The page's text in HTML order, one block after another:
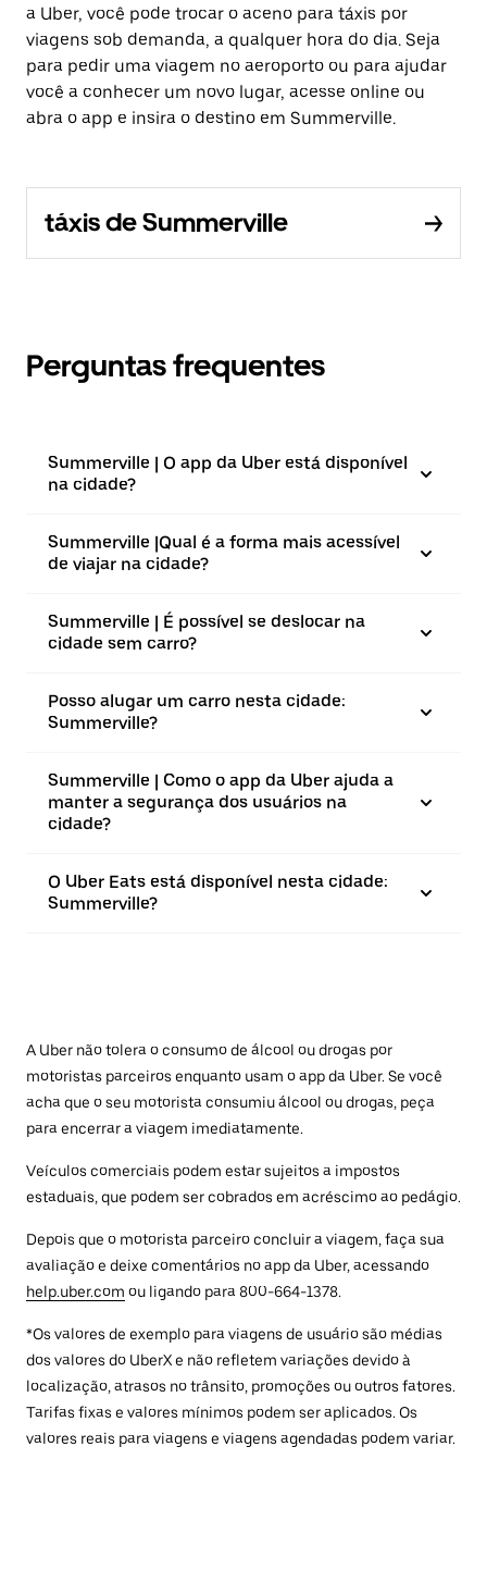
a Uber, você pode trocar o aceno para táxis por
viagens sob demanda, a qualquer hora do dia. Seja
para pedir uma viagem no aeroporto ou para ajudar
você a conhecer um novo lugar, acesse online ou
abra o app e insira o destino em Summerville.
táxis de Summerville
Perguntas frequentes
Summerville | O app da Uber está disponível
na cidade?
Summerville |⁠Qual é a forma mais acessível
de viajar na cidade?
Summerville | É possível se deslocar na
cidade sem carro?
Posso alugar um carro nesta cidade:
Summerville?
Summerville | Como o app da Uber ajuda a
manter a segurança dos usuários na
cidade?
O Uber Eats está disponível nesta cidade:
Summerville?
A Uber não tolera o consumo de álcool ou drogas por
motoristas parceiros enquanto usam o app da Uber. Se você
acha que o seu motorista consumiu álcool ou drogas, peça
para encerrar a viagem imediatamente.
Veículos comerciais podem estar sujeitos a impostos
estaduais, que podem ser cobrados em acréscimo ao pedágio.
Depois que o motorista parceiro concluir a viagem, faça sua
avaliação e deixe comentários no app da Uber, acessando
help.uber.com ou ligando para 800-664-1378.
*Os valores de exemplo para viagens de usuário são médias
dos valores do UberX e não refletem variações devido à
localização, atrasos no trânsito, promoções ou outros fatores.
Tarifas fixas e valores mínimos podem ser aplicados. Os
valores reais para viagens e viagens agendadas podem variar.